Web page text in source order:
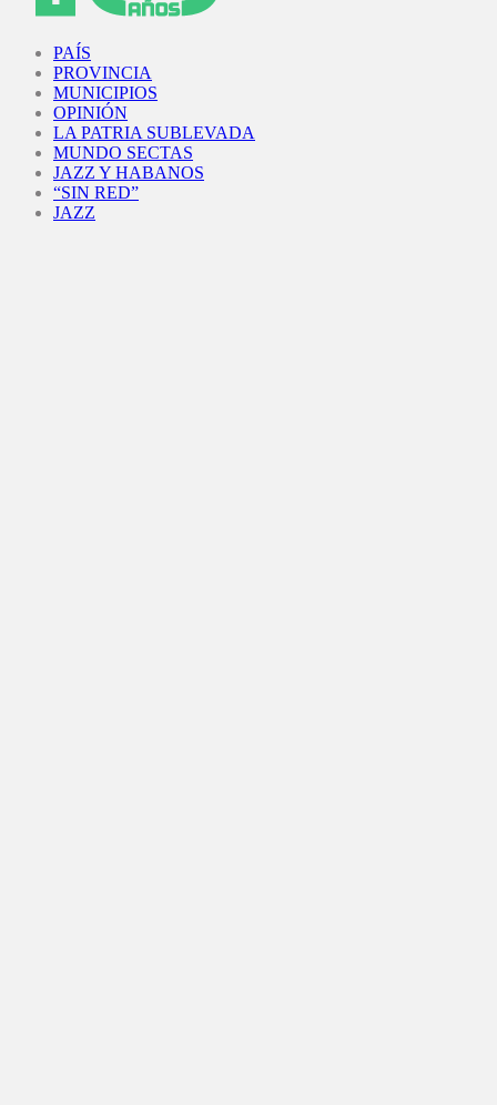
PAÍS
PROVINCIA
MUNICIPIOS
OPINIÓN
LA PATRIA SUBLEVADA
MUNDO SECTAS
JAZZ Y HABANOS
“SIN RED”
JAZZ